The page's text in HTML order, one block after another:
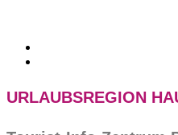
URLAUBSREGION